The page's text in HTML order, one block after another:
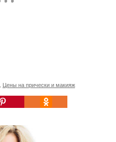
Цены на прически и макияж